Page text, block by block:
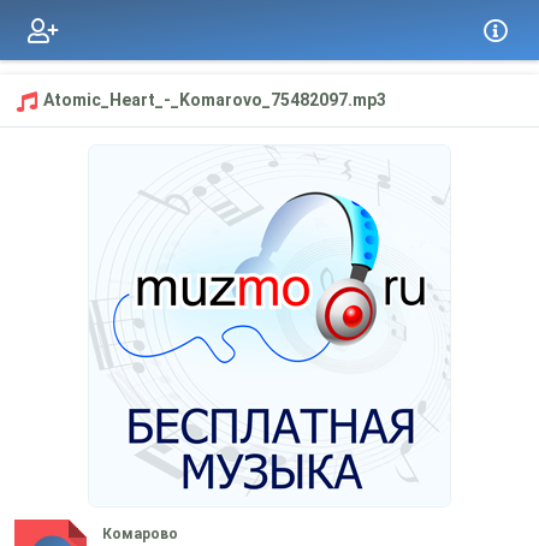
Atomic_Heart_-_Komarovo_75482097.mp3
Комарово